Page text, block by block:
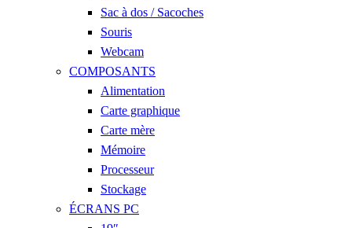
Sac à dos / Sacoches
Souris
Webcam
COMPOSANTS
Alimentation
Carte graphique
Carte mère
Mémoire
Processeur
Stockage
ÉCRANS PC